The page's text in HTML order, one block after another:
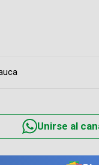
Unirse al